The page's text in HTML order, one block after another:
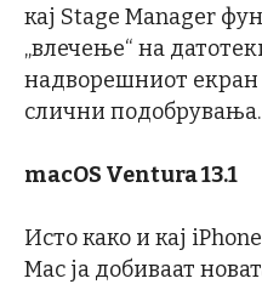
кај Stage Manager
„влечење“ на
надворешниот екран
слични подобрувања.
macOS Ventura 13.1
Исто како и кај
Mac ја добиваат